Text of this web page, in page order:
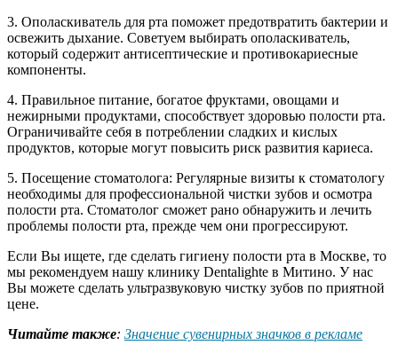
3. Ополаскиватель для рта поможет предотвратить бактерии и
освежить дыхание. Советуем выбирать ополаскиватель,
который содержит антисептические и противокариесные
компоненты.
4. Правильное питание, богатое фруктами, овощами и
нежирными продуктами, способствует здоровью полости рта.
Ограничивайте себя в потреблении сладких и кислых
продуктов, которые могут повысить риск развития кариеса.
5. Посещение стоматолога: Регулярные визиты к стоматологу
необходимы для профессиональной чистки зубов и осмотра
полости рта. Стоматолог сможет рано обнаружить и лечить
проблемы полости рта, прежде чем они прогрессируют.
Если Вы ищете, где сделать гигиену полости рта в Москве, то
мы рекомендуем нашу клинику Dentalighte в Митино. У нас
Вы можете сделать ультразвуковую чистку зубов по приятной
цене.
Читайте также: Значение сувенирных значков в рекламе